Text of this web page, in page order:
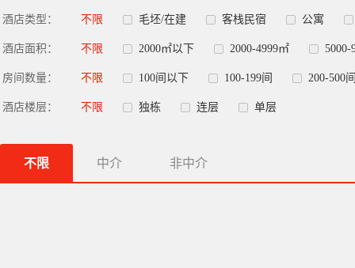
酒店类型： 不限 毛坯/在建 客栈民宿 公寓
酒店面积： 不限 2000㎡以下 2000-4999㎡ 5000-
房间数量： 不限 100间以下 100-199间 200-500
酒店楼层： 不限 独栋 连层 单层
不限 中介 非中介